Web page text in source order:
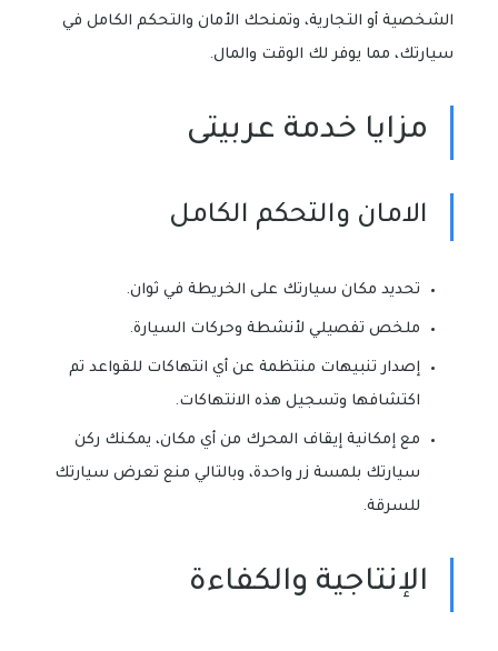
الشخصية أو التجارية، وتمنحك الأمان والتحكم الكامل في
سيارتك، مما يوفر لك الوقت والمال.
مزايا خدمة عربيتى
الامان والتحكم الكامل
تحديد مكان سيارتك على الخريطة في ثوان.
ملخص تفصيلي لأنشطة وحركات السيارة.
إصدار تنبيهات منتظمة عن أي انتهاكات للقواعد تم
اكتشافها وتسجيل هذه الانتهاكات.
مع إمكانية إيقاف المحرك من أي مكان، يمكنك ركن
سيارتك بلمسة زر واحدة، وبالتالي منع تعرض سيارتك
للسرقة.
الإنتاجية والكفاءة